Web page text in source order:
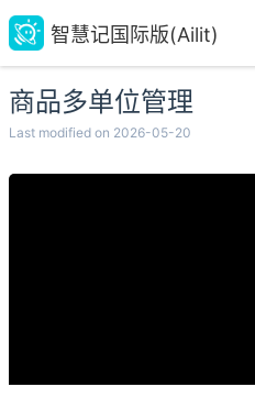
智慧记国际版(Ailit)
商品多单位管理
Last modified on 2026-05-20